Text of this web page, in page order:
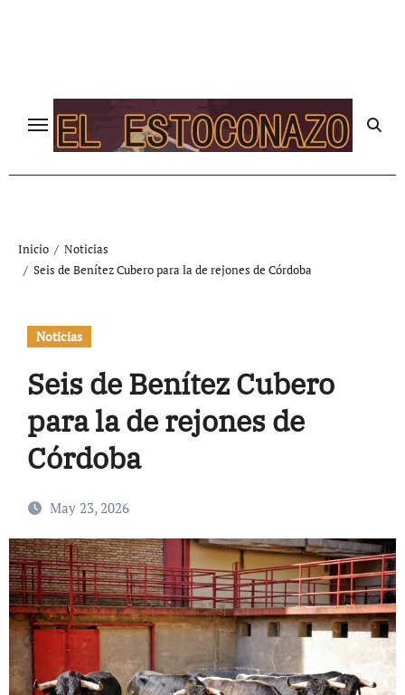
Inicio
Noticias
Seis de Benítez Cubero para la de rejones de Córdoba
Noticias
Seis de Benítez Cubero
para la de rejones de
Córdoba
May 23, 2026